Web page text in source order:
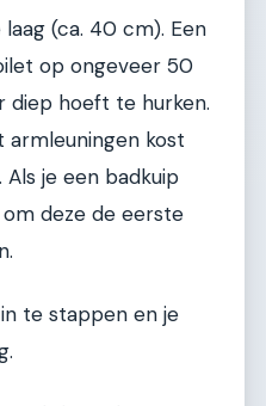
(ca. 40 cm). Een
op ongeveer 50
diep hoeft te hurken.
kost
je een badkuip
deze de eerste
te stappen en je